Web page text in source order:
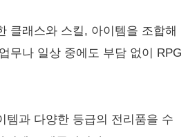
클래스와 스킬, 아이템을 조합해
무나 일상 중에도 부담 없이 RPG
템과 다양한 등급의 전리품을 수